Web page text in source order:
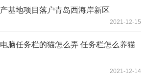
产基地项目落户青岛西海岸新区
2021-12-15
电脑任务栏的猫怎么弄 任务栏怎么养猫
2021-12-14